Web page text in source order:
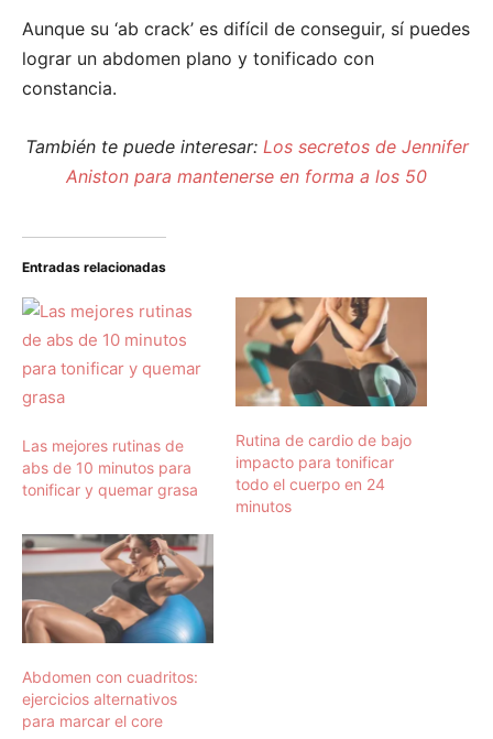
Aunque su ‘ab crack’ es difícil de conseguir, sí puedes
lograr un abdomen plano y tonificado con
constancia.
También te puede interesar: Los secretos de Jennifer
Aniston para mantenerse en forma a los 50
Entradas relacionadas
Las mejores rutinas de
abs de 10 minutos para
tonificar y quemar grasa
Rutina de cardio de bajo
impacto para tonificar
todo el cuerpo en 24
minutos
Abdomen con cuadritos:
ejercicios alternativos
para marcar el core